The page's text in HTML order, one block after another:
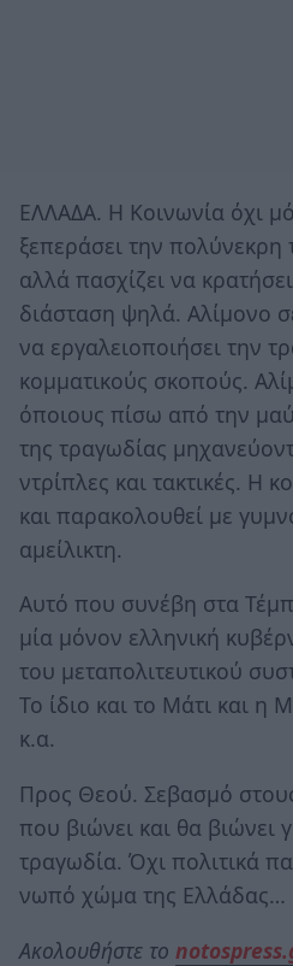
ΕΛΛΑΔΑ. Η Κοινωνία όχι
ξεπεράσει την πολύνεκρη
αλλά πασχίζει να
διάσταση ψηλά. Αλίμονο
να εργαλειοποιήσει την
κομματικούς σκοπούς.
όποιους πίσω από την
της τραγωδίας
ντρίπλες και τακτικές. Η
και παρακολουθεί με
αμείλικτη.
Αυτό που συνέβη στα
μία μόνον ελληνική
του μεταπολιτευτικού
Το ίδιο και το Μάτι και η
κ.α.
Προς Θεού. Σεβασμό
που βιώνει και θα βιώνει
τραγωδία. Όχι πολιτικά
νωπό χώμα της Ελλάδας…
Ακολουθήστε το